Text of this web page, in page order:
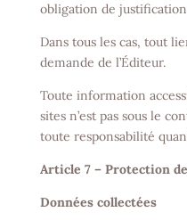
obligation de justification
Dans tous les cas, tout
demande de l’Éditeur.
Toute information
sites n’est pas sous le
toute responsabilité
Article 7 – Protection
Données collectées